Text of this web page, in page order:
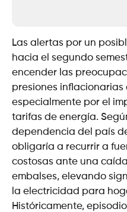
Las alertas por un
hacia el segundo
encender las
presiones inflacionarias
especialmente por el
tarifas de energía.
dependencia del país
obligaría a recurrir a
costosas ante una
embalses, elevando
la electricidad para
Históricamente,